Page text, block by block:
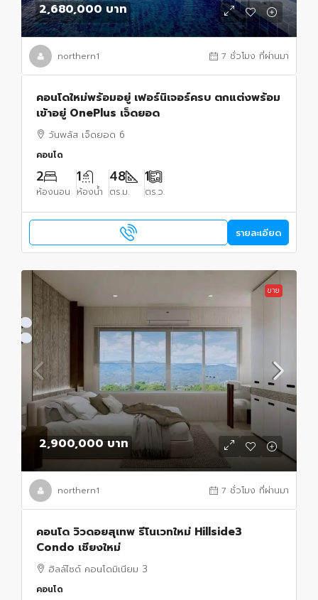
2,680,000 บาท
northern1 7 ชั่วโมง ที่ผ่านมา
คอนโดใหม่พร้อมอยู่ เฟอร์นิเจอร์ครบ ตกแต่งพร้อม
เข้าอยู่ OnePlus เจ็ดยอด
วันพลัส เจ็ดยอด 6
คอนโด
2
ห้องนอน
1
ห้องน้ำ
48
ตร.ม.
1
ตร.ว.
รายละเอียด
ขาย
2,900,000 บาท
northern1 7 ชั่วโมง ที่ผ่านมา
คอนโด วิวดอยสุเทพ รีโนเวทใหม่ Hillside3
Condo เชียงใหม่
ฮิลล์ไซด์ คอนโดมิเนียม 3
คอนโด